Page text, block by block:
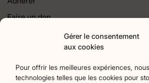
Gérer le consentement
aux cookies
Pour offrir les meilleures expériences,
technologies telles que les cookies pour
Faire un don
Agriculture18 Art et culture257